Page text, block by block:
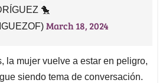
🐤
March 18, 2024
la mujer vuelve a estar en peligro,
siendo tema de conversación.